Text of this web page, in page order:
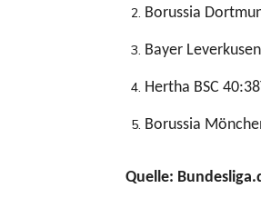
Borussia
Bayer
Hertha BSC
Borussia
Quelle: